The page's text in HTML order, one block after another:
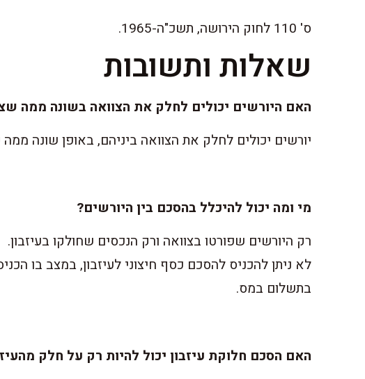
ס' 110 לחוק הירושה, תשכ"ה-1965.
שאלות ותשובות
האם היורשים יכולים לחלק את הצוואה בשונה ממה
יורשים יכולים לחלק את הצוואה ביניהם, באופן שונה
מי ומה יכול להיכלל בהסכם בין היורשים?
רק היורשים שפורטו בצוואה ורק הנכסים שחולקו בעיזבון.
לא ניתן להכניס להסכם כסף חיצוני לעיזבון, במצב בו
בתשלום במס.
האם הסכם חלוקת עיזבון יכול להיות רק על חלק